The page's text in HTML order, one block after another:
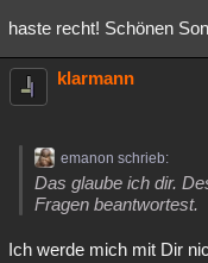
haste recht! Schönen
klarmann
emanon schrieb:
Das glaube ich dir.
Fragen beantwortest.
Ich werde mich mit Dir